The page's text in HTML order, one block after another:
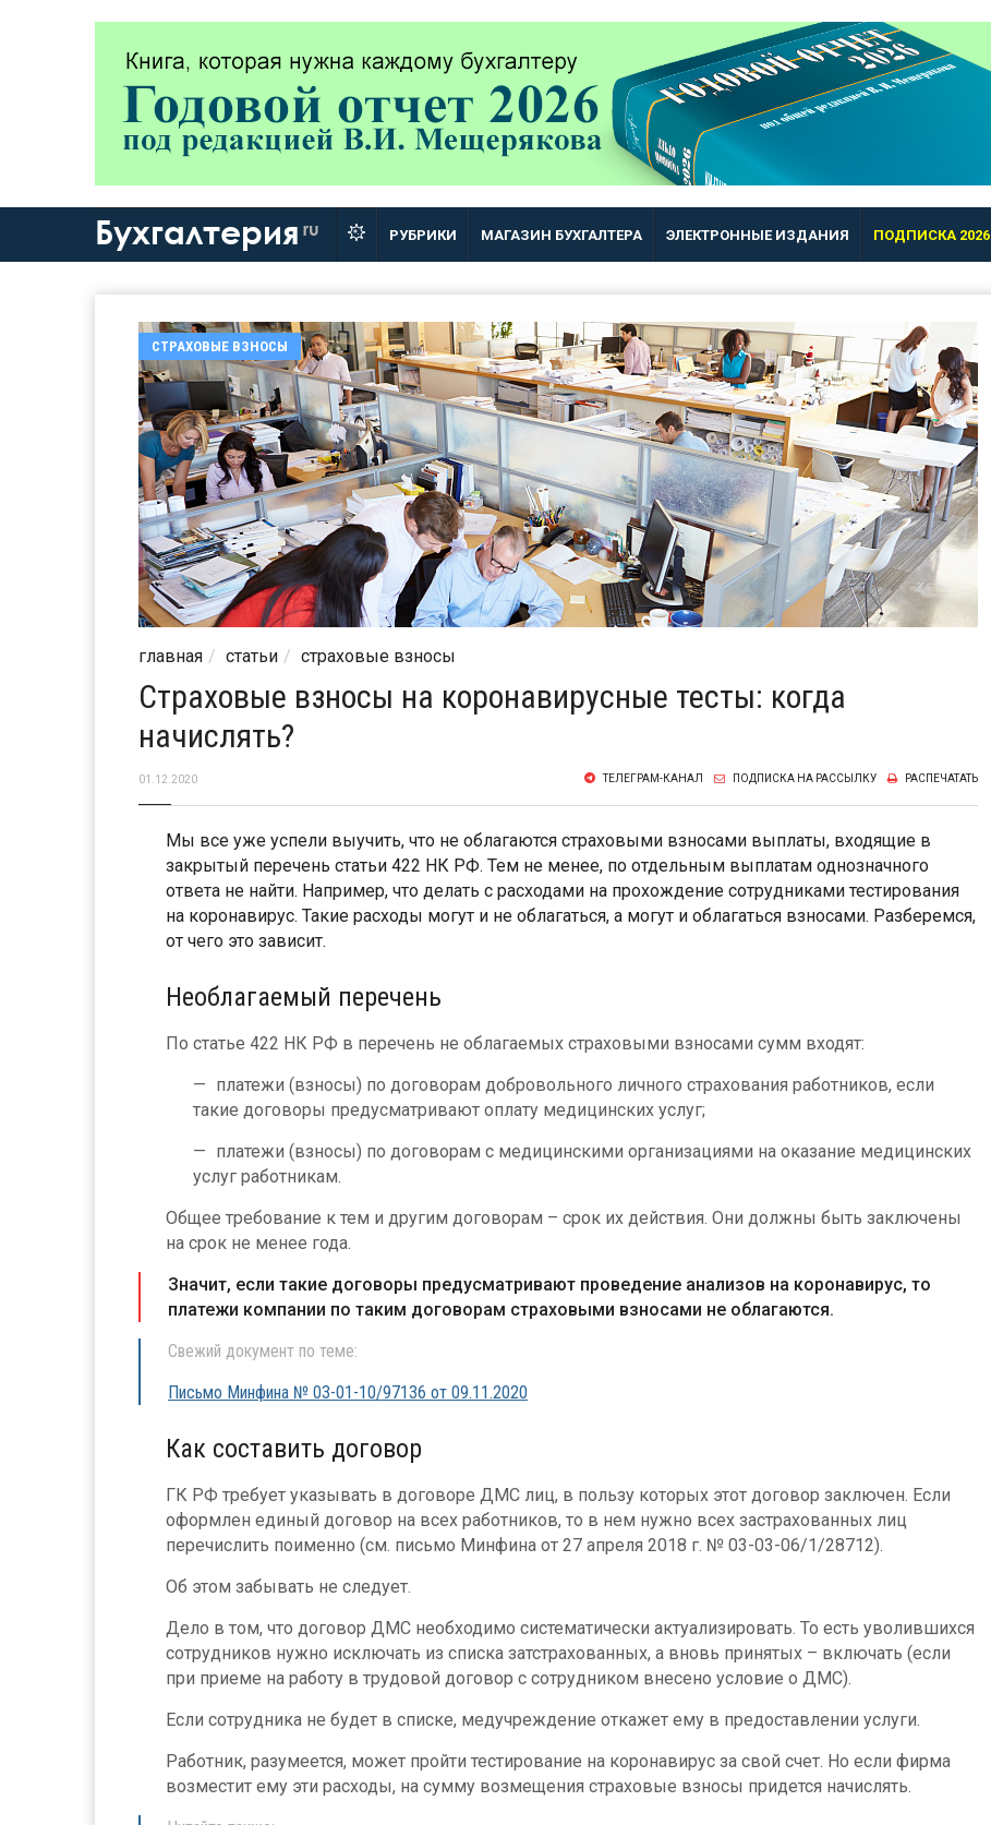
Бухгалтерия ru РУБРИКИ МАГАЗИН БУХГАЛТЕРА ЭЛЕКТРОННЫЕ ИЗДАНИЯ ПОДПИСКА 2026
СТРАХОВЫЕ ВЗНОСЫ
главная статьи страховые взносы
Страховые взносы на коронавирусные тесты: когда
начислять?
01.12.2020 РАСПЕЧАТАТЬ
ПОДПИСКА НА РАССЫЛКУ
ТЕЛЕГРАМ-КАНАЛ
Мы все уже успели выучить, что не облагаются страховыми взносами выплаты, входящие в
закрытый перечень статьи 422 НК РФ. Тем не менее, по отдельным выплатам однозначного
ответа не найти. Например, что делать с расходами на прохождение сотрудниками тестирования
на коронавирус. Такие расходы могут и не облагаться, а могут и облагаться взносами. Разберемся,
от чего это зависит.
Необлагаемый перечень
По статье 422 НК РФ в перечень не облагаемых страховыми взносами сумм входят:
платежи (взносы) по договорам добровольного личного страхования работников, если
такие договоры предусматривают оплату медицинских услуг;
платежи (взносы) по договорам с медицинскими организациями на оказание медицинских
услуг работникам.
Общее требование к тем и другим договорам – срок их действия. Они должны быть заключены
на срок не менее года.
Значит, если такие договоры предусматривают проведение анализов на коронавирус, то
платежи компании по таким договорам страховыми взносами не облагаются.
Свежий документ по теме:
Письмо Минфина № 03-01-10/97136 от 09.11.2020
Как составить договор
ГК РФ требует указывать в договоре ДМС лиц, в пользу которых этот договор заключен. Если
оформлен единый договор на всех работников, то в нем нужно всех застрахованных лиц
перечислить поименно (см. письмо Минфина от 27 апреля 2018 г. № 03-03-06/1/28712).
Об этом забывать не следует.
Дело в том, что договор ДМС необходимо систематически актуализировать. То есть уволившихся
сотрудников нужно исключать из списка затстрахованных, а вновь принятых – включать (если
при приеме на работу в трудовой договор с сотрудником внесено условие о ДМС).
Если сотрудника не будет в списке, медучреждение откажет ему в предоставлении услуги.
Работник, разумеется, может пройти тестирование на коронавирус за свой счет. Но если фирма
возместит ему эти расходы, на сумму возмещения страховые взносы придется начислять.